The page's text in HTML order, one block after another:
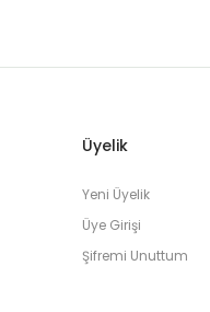
Üyelik
Yeni Üyelik
Üye Girişi
Şifremi Unuttum